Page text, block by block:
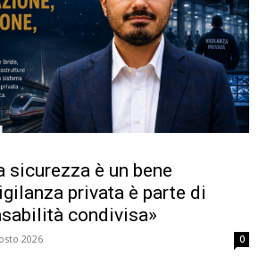
sicurezza è un bene
privata è parte di
condivisa»
2026 0